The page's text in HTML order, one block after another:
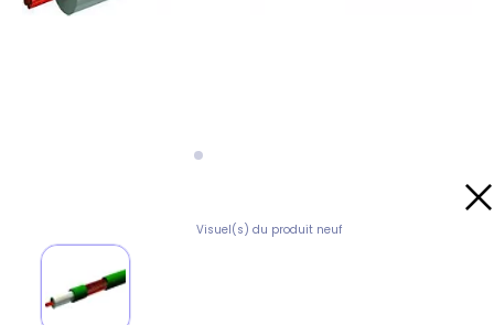
Visuel(s) du produit neuf